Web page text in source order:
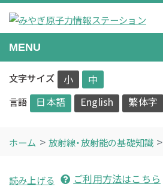
Skip
to
content
みやぎ原子力情報ステーション
原子力に関する情報を正確に分かり
MENU
文字サイズ 小 中
言語 日本語 English 繁体字
ホーム 放射線・放射能の基礎知識
読み上げる ご利用方法はこちら